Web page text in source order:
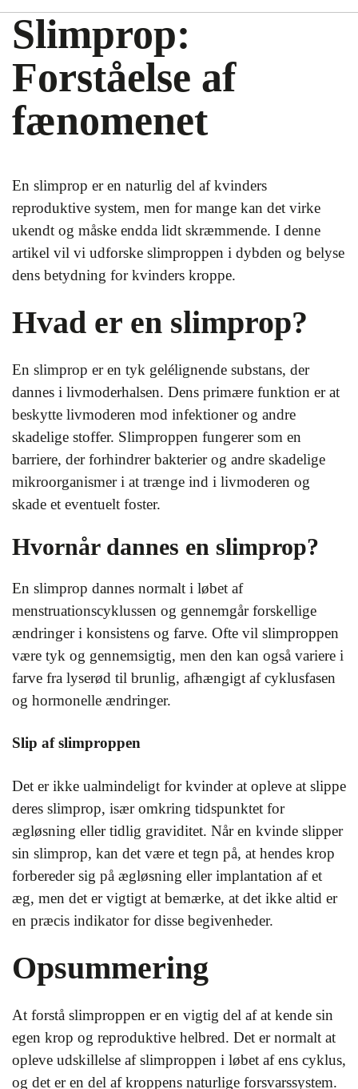
Slimprop:
Forståelse af
fænomenet
En slimprop er en naturlig del af kvinders
reproduktive system, men for mange kan det virke
ukendt og måske endda lidt skræmmende. I denne
artikel vil vi udforske slimproppen i dybden og belyse
dens betydning for kvinders kroppe.
Hvad er en slimprop?
En slimprop er en tyk gelélignende substans, der
dannes i livmoderhalsen. Dens primære funktion er at
beskytte livmoderen mod infektioner og andre
skadelige stoffer. Slimproppen fungerer som en
barriere, der forhindrer bakterier og andre skadelige
mikroorganismer i at trænge ind i livmoderen og
skade et eventuelt foster.
Hvornår dannes en slimprop?
En slimprop dannes normalt i løbet af
menstruationscyklussen og gennemgår forskellige
ændringer i konsistens og farve. Ofte vil slimproppen
være tyk og gennemsigtig, men den kan også variere i
farve fra lyserød til brunlig, afhængigt af cyklusfasen
og hormonelle ændringer.
Slip af slimproppen
Det er ikke ualmindeligt for kvinder at opleve at slippe
deres slimprop, især omkring tidspunktet for
ægløsning eller tidlig graviditet. Når en kvinde slipper
sin slimprop, kan det være et tegn på, at hendes krop
forbereder sig på ægløsning eller implantation af et
æg, men det er vigtigt at bemærke, at det ikke altid er
en præcis indikator for disse begivenheder.
Opsummering
At forstå slimproppen er en vigtig del af at kende sin
egen krop og reproduktive helbred. Det er normalt at
opleve udskillelse af slimproppen i løbet af ens cyklus,
og det er en del af kroppens naturlige forsvarssystem.